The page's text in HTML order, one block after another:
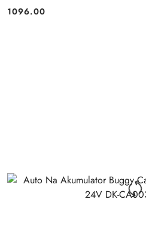
Cena:
1096.00